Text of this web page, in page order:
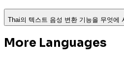
Thai의 텍스트 음성 변환 기능을 무엇에
More Languages